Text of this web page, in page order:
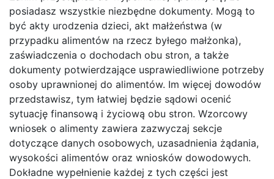
posiadasz wszystkie niezbędne dokumenty. Mogą to
być akty urodzenia dzieci, akt małżeństwa (w
przypadku alimentów na rzecz byłego małżonka),
zaświadczenia o dochodach obu stron, a także
dokumenty potwierdzające usprawiedliwione potrzeby
osoby uprawnionej do alimentów. Im więcej dowodów
przedstawisz, tym łatwiej będzie sądowi ocenić
sytuację finansową i życiową obu stron. Wzorcowy
wniosek o alimenty zawiera zazwyczaj sekcje
dotyczące danych osobowych, uzasadnienia żądania,
wysokości alimentów oraz wniosków dowodowych.
Dokładne wypełnienie każdej z tych części jest